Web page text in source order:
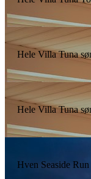
Hele Villa Tuna
Hele Villa Tuna
Hven Seaside